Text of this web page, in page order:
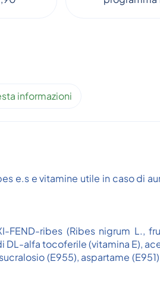
informazioni
e.s e vitamine utile in caso di
ribes (Ribes nigrum L.,
alfa tocoferile (vitamina E),
(E955), aspartame